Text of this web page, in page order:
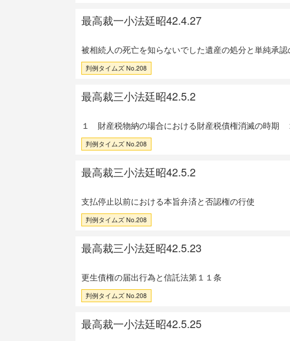
最高裁一小法廷昭42.4.27
被相続人の死亡を知らないでした遺産の処分と単純承認
判例タイムズ No.208
最高裁三小法廷昭42.5.2
１ 財産税物納の場合における財産税債権消滅の時期
判例タイムズ No.208
最高裁三小法廷昭42.5.2
支払停止以前における本旨弁済と否認権の行使
判例タイムズ No.208
最高裁三小法廷昭42.5.23
更生債権の届出行為と信託法第１１条
判例タイムズ No.208
最高裁一小法廷昭42.5.25